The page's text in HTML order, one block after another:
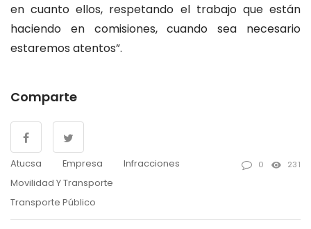
en cuanto ellos, respetando el trabajo que están
haciendo en comisiones, cuando sea necesario
estaremos atentos”.
Comparte
Atucsa Empresa
Infracciones
Movilidad Y Transporte
Transporte Público
0 231